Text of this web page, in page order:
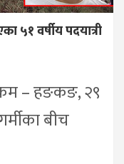
५१ वर्षीय पदयात्री
– हङकङ, २९
बीच